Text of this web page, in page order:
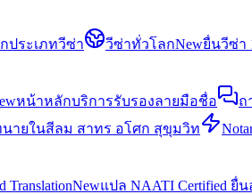
ประเภทวีซ่า วีซ่าทั่วโลกNewยื่นวีซ่า
หน้าหลักบริการรับรองลายมือชื่อ ถ
ายในสีลม สาทร อโศก สุขุมวิท
TranslationNewแปล NAATI Certified ยื่น